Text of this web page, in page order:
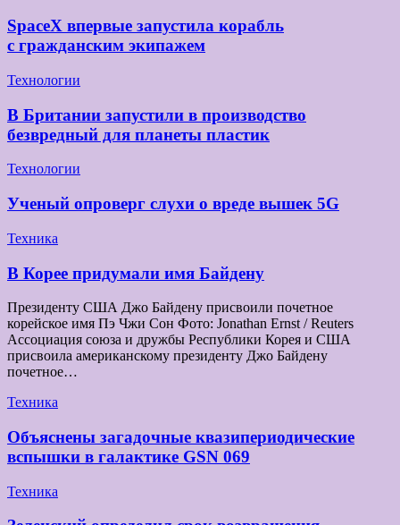
SpaceX впервые запустила корабль
с гражданским экипажем
Технологии
В Британии запустили в производство
безвредный для планеты пластик
Технологии
Ученый опроверг слухи о вреде вышек 5G
Техника
В Корее придумали имя Байдену
Президенту США Джо Байдену присвоили почетное
корейское имя Пэ Чжи Сон Фото: Jonathan Ernst / Reuters
Ассоциация союза и дружбы Республики Корея и США
присвоила американскому президенту Джо Байдену
почетное…
Техника
Объяснены загадочные квазипериодические
вспышки в галактике GSN 069
Техника